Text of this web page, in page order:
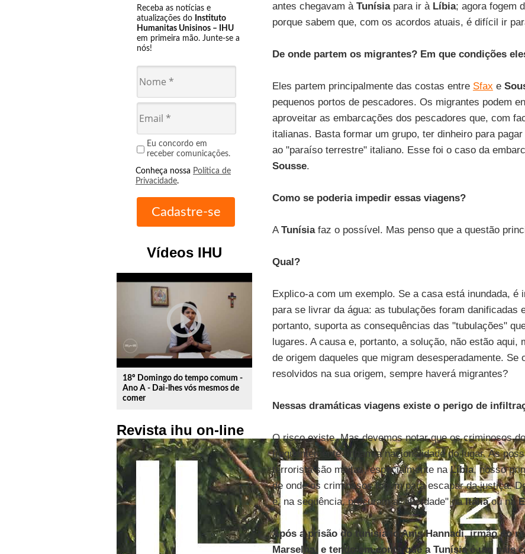
Receba as notícias e
atualizações do Instituto
Humanitas Unisinos – IHU
em primeira mão. Junte-se a
nós!
Eu concordo em
receber comunicações.
Conheça nossa Política de
Privacidade.
Vídeos IHU
play_circle_outline
18º Domingo do tempo comum -
Ano A - Dai-lhes vós mesmos de
comer
Revista ihu on-line
antes chegavam à Tunísiapara ir à Líbia; agora fogem
porque sabem que, com os acordos atuais, é difícil ir
De onde partem os migrantes? Em que condições
Eles partem principalmente das costas entre Sfax e
pequenos portos de pescadores. Os migrantes podem
aproveitar as embarcações dos pescadores que, com
italianas. Basta formar um grupo, ter dinheiro para
ao "paraíso terrestre" italiano. Esse foi o caso da
Sousse.
Como se poderia impedir essas viagens?
ATunísiafaz o possível. Mas penso que a questão
Qual?
Explico-a com um exemplo. Se a casa está inundada, é
para se livrar da água: as tubulações foram danificadas
portanto, suporta as consequências das "tubulações"
lugares. A causa e, portanto, a solução, não estão aqui,
de origem daqueles que migram desesperadamente. Se
resolvidos na sua origem, sempre haverá migrantes?
Nessas dramáticas viagens existe o perigo de
O risco existe. Mas devemos notar que os criminosos
frequentemente tinham a nacionalidade do lugar. As
terrorista são muitas, especialmente naLíbia, nosso
de onde os criminosos fogem para escapar da justiça.
e, na sequência, procuram a "liberdade" naItáliaou na
Após a prisão do tunisiano Anis Hannadi, irmão do
Marselha, e tendo em conta que a Tunísia é um país